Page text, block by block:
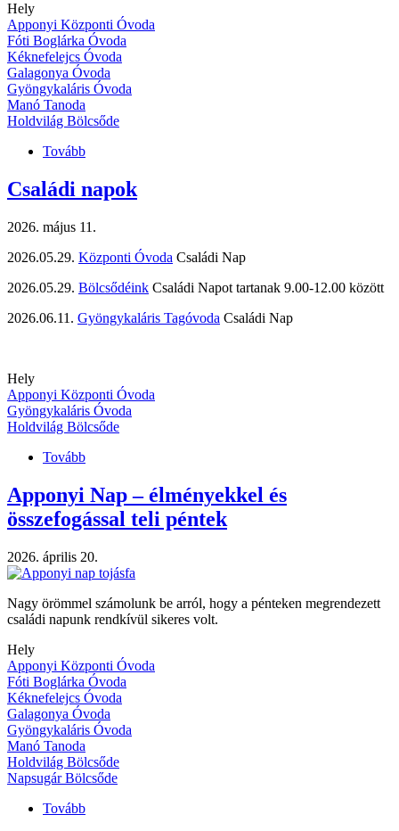
Hely
Apponyi Központi Óvoda
Fóti Boglárka Óvoda
Kéknefelejcs Óvoda
Galagonya Óvoda
Gyöngykaláris Óvoda
Manó Tanoda
Holdvilág Bölcsőde
Tovább
munkanapok)
Családi napok
2026. május 11.
2026.05.29. Központi Óvoda Családi Nap
2026.05.29. Bölcsődéink Családi Napot tartanak 9.00-12.00 között
2026.06.11. Gyöngykaláris Tagóvoda Családi Nap
Hely
Apponyi Központi Óvoda
Gyöngykaláris Óvoda
Holdvilág Bölcsőde
Tovább
Apponyi Nap – élményekkel és
összefogással teli péntek
2026. április 20.
Nagy örömmel számolunk be arról, hogy a pénteken megrendezett
családi napunk rendkívül sikeres volt.
Hely
Apponyi Központi Óvoda
Fóti Boglárka Óvoda
Kéknefelejcs Óvoda
Galagonya Óvoda
Gyöngykaláris Óvoda
Manó Tanoda
Holdvilág Bölcsőde
Napsugár Bölcsőde
Tovább